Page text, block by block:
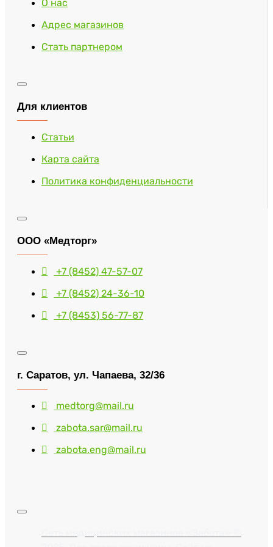
О нас
Адрес магазинов
Стать партнером
Для клиентов
Статьи
Карта сайта
Политика конфиденциальности
ООО «Медторг»
+7 (8452) 47-57-07
+7 (8452) 24-36-10
+7 (8453) 56-77-87
г. Саратов, ул. Чапаева, 32/36
medtorg@mail.ru
zabota.sar@mail.ru
zabota.eng@mail.ru